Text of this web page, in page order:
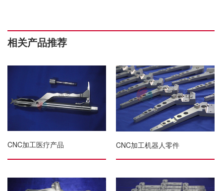
相关产品推荐
CNC加工医疗产品 CNC加工机器人零件